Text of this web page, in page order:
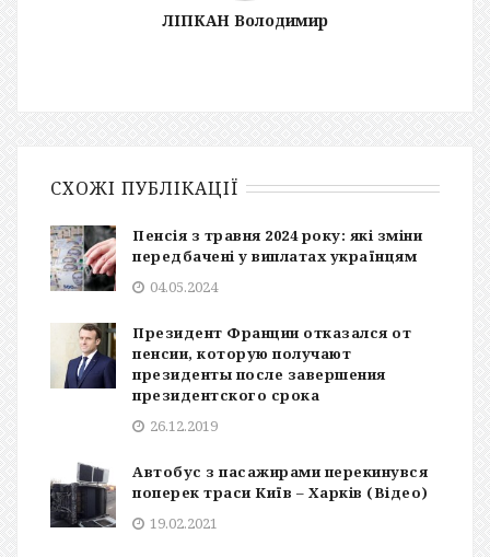
ЛІПКАН Володимир
СХОЖІ ПУБЛІКАЦІЇ
Пенсія з травня 2024 року: які зміни
передбачені у виплатах українцям
04.05.2024
Президент Франции отказался от
пенсии, которую получают
президенты после завершения
президентского срока
26.12.2019
Автобус з пасажирами перекинувся
поперек траси Київ – Харків (Відео)
19.02.2021